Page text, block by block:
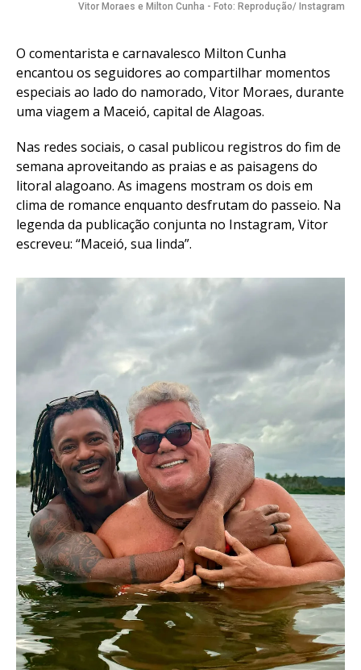
Vitor Moraes e Milton Cunha - Foto: Reprodução/ Instagram
O comentarista e carnavalesco Milton Cunha
encantou os seguidores ao compartilhar momentos
especiais ao lado do namorado, Vitor Moraes, durante
uma viagem a Maceió, capital de Alagoas.
Nas redes sociais, o casal publicou registros do fim de
semana aproveitando as praias e as paisagens do
litoral alagoano. As imagens mostram os dois em
clima de romance enquanto desfrutam do passeio. Na
legenda da publicação conjunta no Instagram, Vitor
escreveu: “Maceió, sua linda”.